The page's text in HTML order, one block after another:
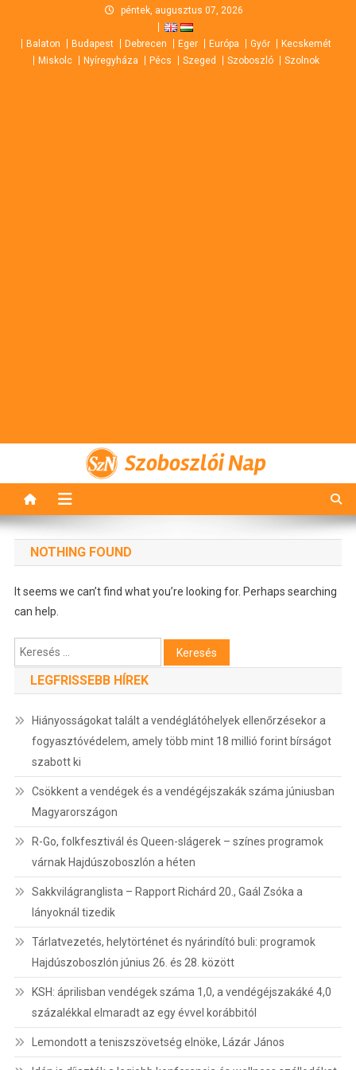
content
péntek, augusztus 07, 2026
Balaton Budapest Debrecen Eger Európa Győr
Kecskemét
Miskolc
Nyíregyháza Pécs Szeged Szoboszló Szolnok
Szoboszlói Nap
NOTHING FOUND
It seems we can’t find what you’re looking for. Perhaps searching
can help.
Keresés:
LEGFRISSEBB HÍREK
Hiányosságokat talált a vendéglátóhelyek ellenőrzésekor a
fogyasztóvédelem, amely több mint 18 millió forint bírságot
szabott ki
Csökkent a vendégek és a vendégéjszakák száma júniusban
Magyarországon
R-Go, folkfesztivál és Queen-slágerek – színes programok
várnak Hajdúszoboszlón a héten
Sakkvilágranglista – Rapport Richárd 20., Gaál Zsóka a
lányoknál tizedik
Tárlatvezetés, helytörténet és nyárindító buli: programok
Hajdúszoboszlón június 26. és 28. között
KSH: áprilisban vendégek száma 1,0, a vendégéjszakáké 4,0
százalékkal elmaradt az egy évvel korábbitól
Lemondott a teniszszövetség elnöke, Lázár János